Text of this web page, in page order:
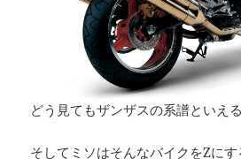
どう見てもザンザスの系譜といえる
そしてミソはそんなバイクをZに